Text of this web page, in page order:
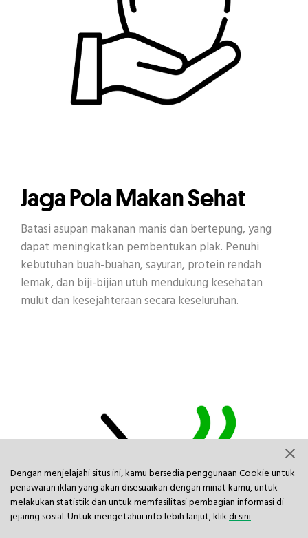
Dengan menjelajahi situs ini, kamu bersedia penggunaan Cookie untuk
penawaran iklan yang akan disesuaikan dengan minat kamu, untuk
melakukan statistik dan untuk memfasilitasi pembagian informasi di
jejaring sosial. Untuk mengetahui info lebih lanjut, klikdi sini
Jaga Pola Makan Sehat
Batasi asupan makanan manis dan bertepung, yang
dapat meningkatkan pembentukan plak. Penuhi
kebutuhan buah-buahan, sayuran, protein rendah
lemak, dan biji-bijian utuh mendukung kesehatan
mulut dan kesejahteraan secara keseluruhan.